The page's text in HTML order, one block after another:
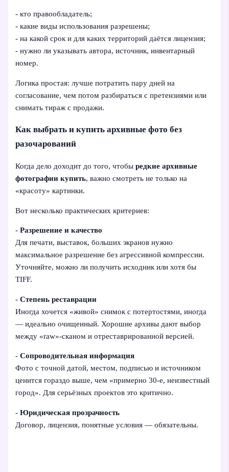
- кто правообладатель;
- какие виды использования разрешены;
- на какой срок и для каких территорий даётся лицензия;
- нужно ли указывать автора, источник, инвентарный
номер.
Логика простая: лучше потратить пару дней на
согласование, чем потом разбираться с претензиями или
снимать тираж с продажи.
Как выбрать и купить архивные фото без
разочарований
Когда дело доходит до того, чтобыредкие архивные
фотографии купить, важно смотреть не только на
«красоту» картинки.
Вот несколько практических критериев:
-Разрешение и качество
Для печати, выставок, больших экранов нужно
максимальное разрешение без агрессивной компрессии.
Уточняйте, можно ли получить исходник или хотя бы
TIFF.
-Степень реставрации
Иногда хочется «живой» снимок с потертостями, иногда
— идеально очищенный. Хорошие архивы дают выбор
между «raw»-сканом и отреставрированной версией.
-Сопроводительная информация
Фото с точной датой, местом, подписью и источником
ценится гораздо выше, чем «примерно 30‑е, неизвестный
город». Для серьёзных проектов это критично.
-Юридическая прозрачность
Договор, лицензия, понятные условия — обязательны.